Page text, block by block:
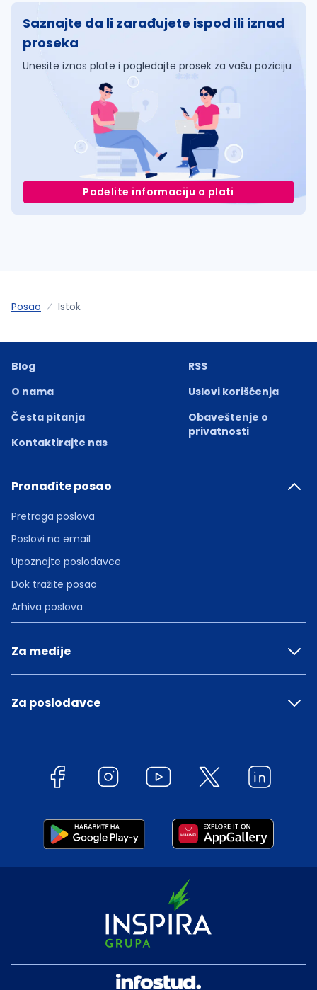
Saznajte da li zarađujete ispod ili iznad
proseka
Unesite iznos plate i pogledajte prosek za vašu poziciju
Podelite informaciju o plati
Posao Istok
Blog
O nama
Česta pitanja
Kontaktirajte nas
RSS
Uslovi korišćenja
Obaveštenje o
privatnosti
Pronađite posao
Pretraga poslova
Poslovi na email
Upoznajte poslodavce
Dok tražite posao
Arhiva poslova
Za medije
Za poslodavce